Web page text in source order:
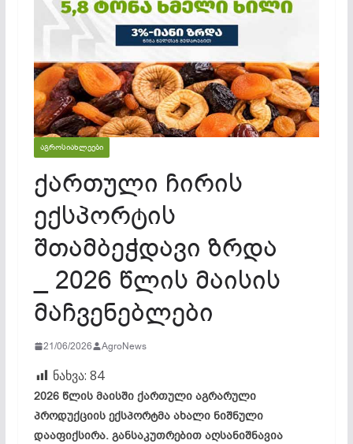
ᲐᲒᲠᲝᲡᲘᲐᲮᲚᲔᲔᲑᲘ
ქართული ჩირის
ექსპორტის
შთამბეჭდავი ზრდა
_ 2026 წლის მაისის
მაჩვენებლები
21/06/2026 AgroNews
ნახვა: 84
2026 წლის მაისში ქართული აგრარული
პროდუქციის ექსპორტმა ახალი ნიშნული
დააფიქსირა. განსაკუთრებით აღსანიშნავია